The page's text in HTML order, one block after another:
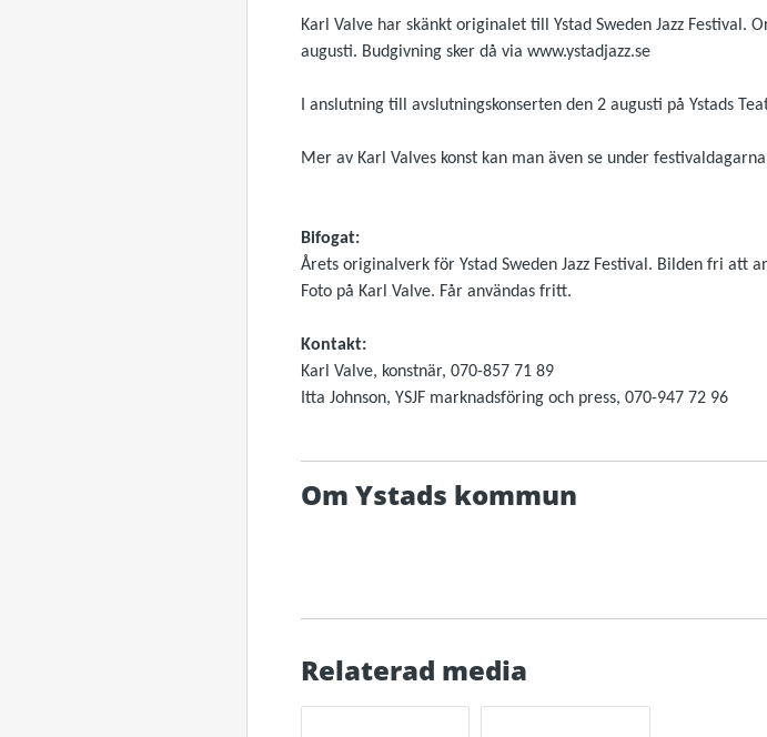
Karl Valve har skänkt originalet till Ystad Sweden Jazz
augusti. Budgivning sker då via www.ystadjazz.se
I anslutning till avslutningskonserten den 2 augusti på Ystads
Mer av Karl Valves konst kan man även se under
Bifogat:
Årets originalverk för Ystad Sweden Jazz Festival. Bilden fri att
Foto på Karl Valve. Får användas fritt.
Kontakt:
Karl Valve, konstnär, 070-857 71 89
Itta Johnson, YSJF marknadsföring och press, 070-947 72 96
Om Ystads kommun
Relaterad media